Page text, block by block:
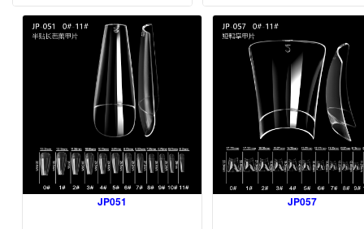
JP051 JP057